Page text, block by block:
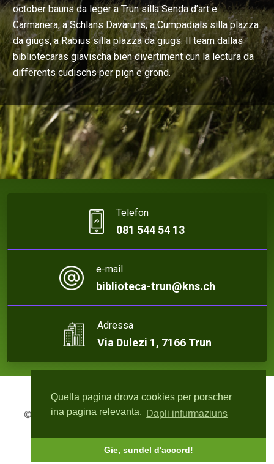
Quella pagina drova cookies per porscher
ina pagina relevanta. Dapli infurmaziuns
Gie, sundel d'accord!
october bauns da leger a Trun silla Senda d’art e
Carmanera, a Schlans Davaruns, a Cumpadials silla plazza
da giugs, a Rabius silla plazza da giugs. Il team dallas
bibliotecaras giavischa bien divertiment cun la lectura da
differents cudischs per pign e grond.
Telefon
081 544 54 13
e-mail
biblioteca-trun@kns.ch
Adressa
Via Dulezi 1, 7166 Trun
© 2026 Biblioteca Trun | Webdesign:rute4.ch - Roger